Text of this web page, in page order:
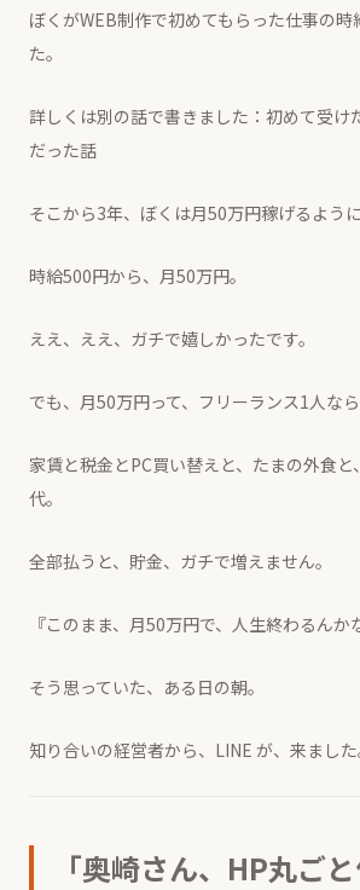
ぼくがWEB制作で初めてもらった仕事の時
た。
詳しくは別の話で書きました： 初めて受け
だった話
そこから3年、ぼくは月50万円稼げるよう
時給500円から、月50万円。
ええ、ええ、ガチで嬉しかったです。
でも、月50万円って、フリーランス1人なら
家賃と税金とPC買い替えと、たまの外食と
代。
全部払うと、貯金、ガチで増えません。
『このまま、月50万円で、人生終わるんか
そう思っていた、ある日の朝。
知り合いの経営者から、LINE が、来ました
「奥崎さん、HP丸ご